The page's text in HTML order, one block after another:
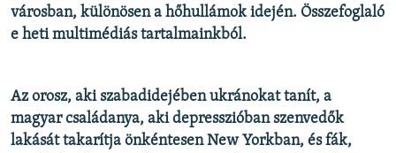
városban, különösen a hőhullámok idején. Összefoglaló
e heti multimédiás tartalmainkból.
Az orosz, aki szabadidejében ukránokat tanít, a
magyar családanya, aki depresszióban szenvedők
lakását takarítja önkéntesen New Yorkban, és fák,